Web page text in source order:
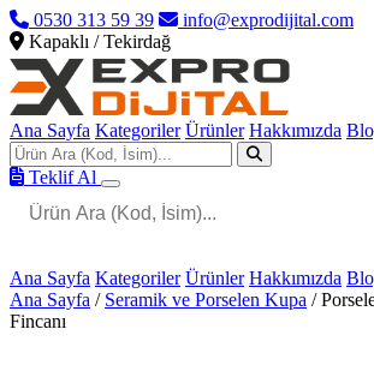
0530 313 59 39
info@exprodijital.com
Kapaklı / Tekirdağ
Ana Sayfa Kategoriler Ürünler Hakkımızda
Teklif Al
Ana Sayfa Kategoriler Ürünler Hakkımızda
Ana Sayfa / Seramik ve Porselen Kupa /
Fincanı